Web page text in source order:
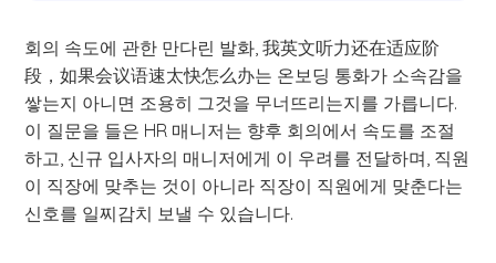
회의 속도에 관한 만다린 발화, 我英文听力还在适应阶
段，如果会议语速太快怎么办는 온보딩 통화가 소속감을
쌓는지 아니면 조용히 그것을 무너뜨리는지를 가릅니다.
이 질문을 들은 HR 매니저는 향후 회의에서 속도를 조절
하고, 신규 입사자의 매니저에게 이 우려를 전달하며, 직원
이 직장에 맞추는 것이 아니라 직장이 직원에게 맞춘다는
신호를 일찌감치 보낼 수 있습니다.